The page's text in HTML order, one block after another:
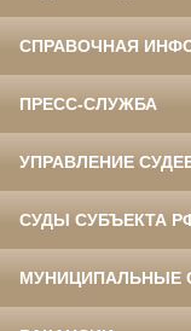
СПРАВОЧНАЯ
ПРЕСС-СЛУЖБА
УПРАВЛЕНИЕ
СУДЫ СУБЪЕКТА
МУНИЦИПАЛЬНЫЕ